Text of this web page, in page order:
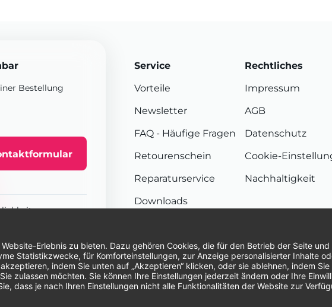
Bestellung
Service
Vorteile
Newsletter
FAQ - Häufige Fragen
Retourenschein
Reparaturservice
Downloads
Rechtliches
Impressum
AGB
Datenschutz
Cookie-
Nachhaltigkeit